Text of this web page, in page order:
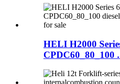
HELI H2000
CPDC60_80_100